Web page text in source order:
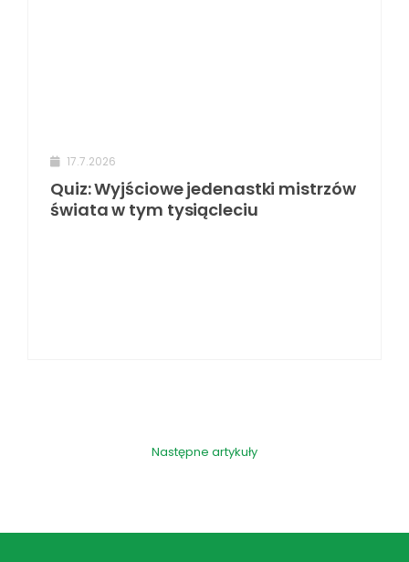
17.7.2026
Quiz: Wyjściowe jedenastki mistrzów
świata w tym tysiącleciu
Następne artykuły